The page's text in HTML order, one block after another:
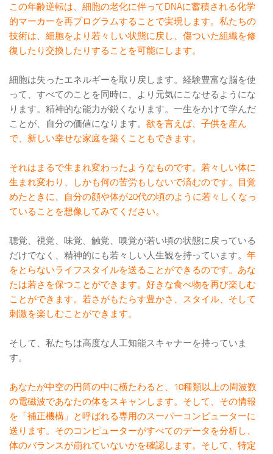
この年齢逆転は、細胞の老化に伴ってDNAに蓄積される化学
的マーカーを再プログラムすることで実現します。私たちの
技術は、細胞をより若々しい状態に戻し、傷ついた組織を修
復したり交換したりすることを可能にします。
細胞は失ったエネルギーを取り戻します。経験豊富な脳を使
って、すべてのことを同時に、より元気にこなせるようにな
ります。精神的な能力が鋭くなります。一生をかけて学んだ
ことが、自分の価値になります。 欲を言えば、子供を産ん
で、新しい幸せな家庭を築くこともできます。
それはまるで生まれ変わったようなものです。若々しい体に
生まれ変わり、しかも何の苦労もしないで済むのです。目覚
めたときに、自分の顔や体が20代の頃のように若々しくなっ
ていることを想像してみてください。
聴覚、視覚、味覚、触覚、嗅覚が若い頃の状態に戻っている
だけでなく、精神的にも若々しい人生観を持っています。 年
をとらないライフスタイルを送ることができるのです。あな
たは若さを保つことができます。好きな食べ物を再び楽しむ
ことができます。若さがもたらす豊かさ、スタイル、そして
刺激を楽しむことができます。
そして、私たちは高度な人工知能スキャナーを持っていま
す。
あなたが中空の円筒の中に横たわると、10種類以上の周波数
の電磁波であなたの体をスキャンします。そして、その情報
を「補正機構」と呼ばれる専用のスーパーコンピューターに
送ります。そのコンピューターがすべてのデータを分析し、
体のバランスが崩れていないかを確認します。そして、特定